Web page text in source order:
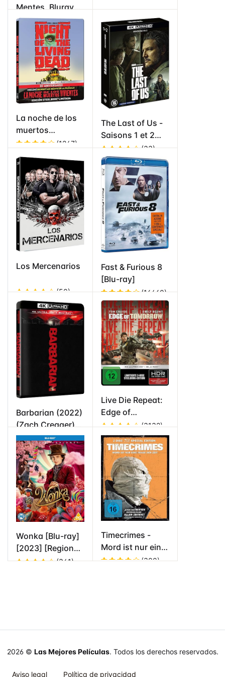
Mentes. Bluray
Película.
Vinilo) (The Day
of the Beast)
La noche de los
muertos
vivientes (4K
metálica)
Valorado
en
de
(1247)
The Last of Us -
Saisons 1 et 2
[Francia]
Valorad
o en4
de 5
(33)
Los Mercenarios
Valorad
o en4
de 5
(50)
Fast & Furious 8
[Blu-ray]
Valorado
en4.8de
5
(16460)
Barbarian (2022)
(Zach Cregger)
(4K UHD + Blu-
ray)
Live Die Repeat:
Edge of
Tomorrow -
Steelbook
Valorado
en 4.7de
5
(3132)
Wonka [Blu-ray]
[2023] [Region
Free]
(341)
Timecrimes -
Mord ist nur eine
Frage der Zeit
(300)
2026 © Las Mejores Películas. Todos los derechos reservados.
Aviso legal Política de privacidad